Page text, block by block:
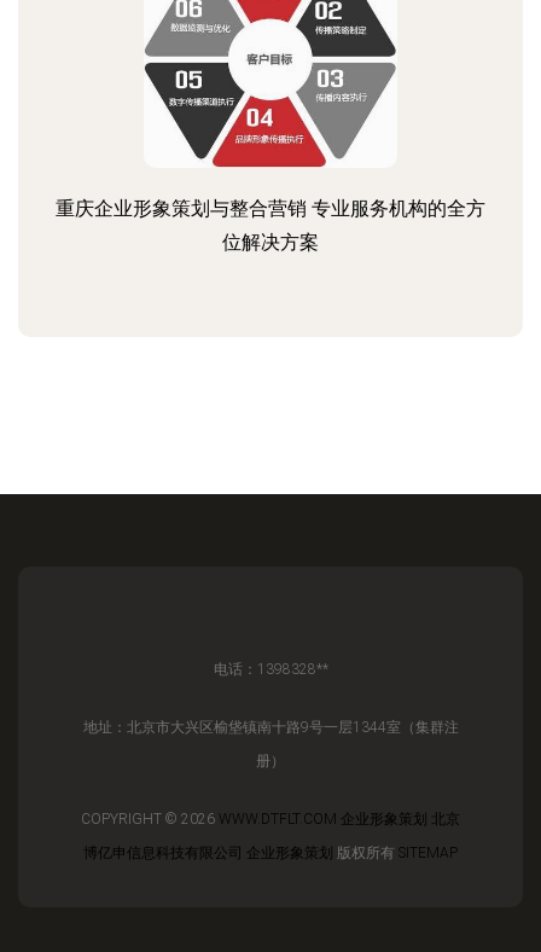
重庆企业形象策划与整合营销 专业服务机构的全方
位解决方案
电话：1398328**
地址：北京市大兴区榆垡镇南十路9号一层1344室（集群注
册）
COPYRIGHT © 2026 WWW.DTFLT.COM 企业形象策划 北京
博亿申信息科技有限公司 企业形象策划 版权所有 SITEMAP